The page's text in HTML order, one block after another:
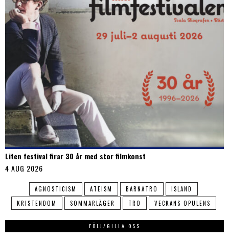
Liten festival firar 30 år med stor filmkonst
4 AUG 2026
AGNOSTICISM ATEISM BARNATRO
ISLAND
KRISTENDOM
SOMMARLÄGER TRO VECKANS OPULENS
FÖLJ/GILLA OSS